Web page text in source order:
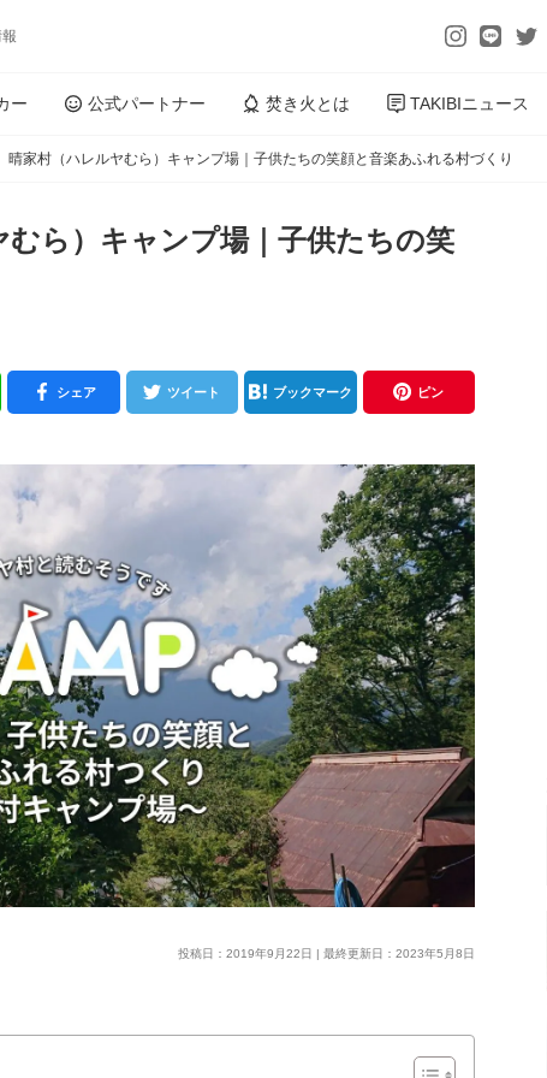
ー 公式パートナー 焚き火とは TAKIBIニュース
晴家村（ハレルヤむら）キャンプ場｜子供たちの笑顔と音楽あふれる村づくり
ら）キャンプ場｜子供たちの笑
シェア ツイート ブックマーク ピン
投稿日：2019年9月22日 | 最終更新日：2023年5月8日